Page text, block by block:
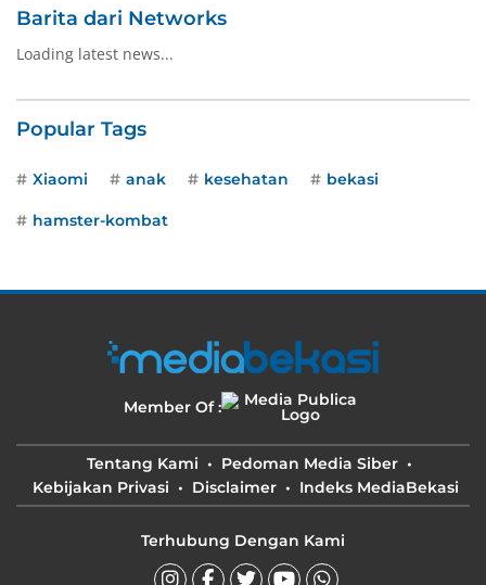
Barita dari Networks
Loading latest news...
Popular Tags
Xiaomi anak kesehatan bekasi
hamster-kombat
Member Of :
Tentang Kami
Pedoman Media Siber
Kebijakan Privasi
Disclaimer Indeks MediaBekasi
Terhubung Dengan Kami